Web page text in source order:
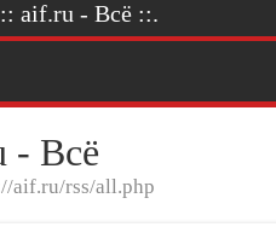
aif.ru - Всё ::.
- Всё
aif.ru/rss/all.php